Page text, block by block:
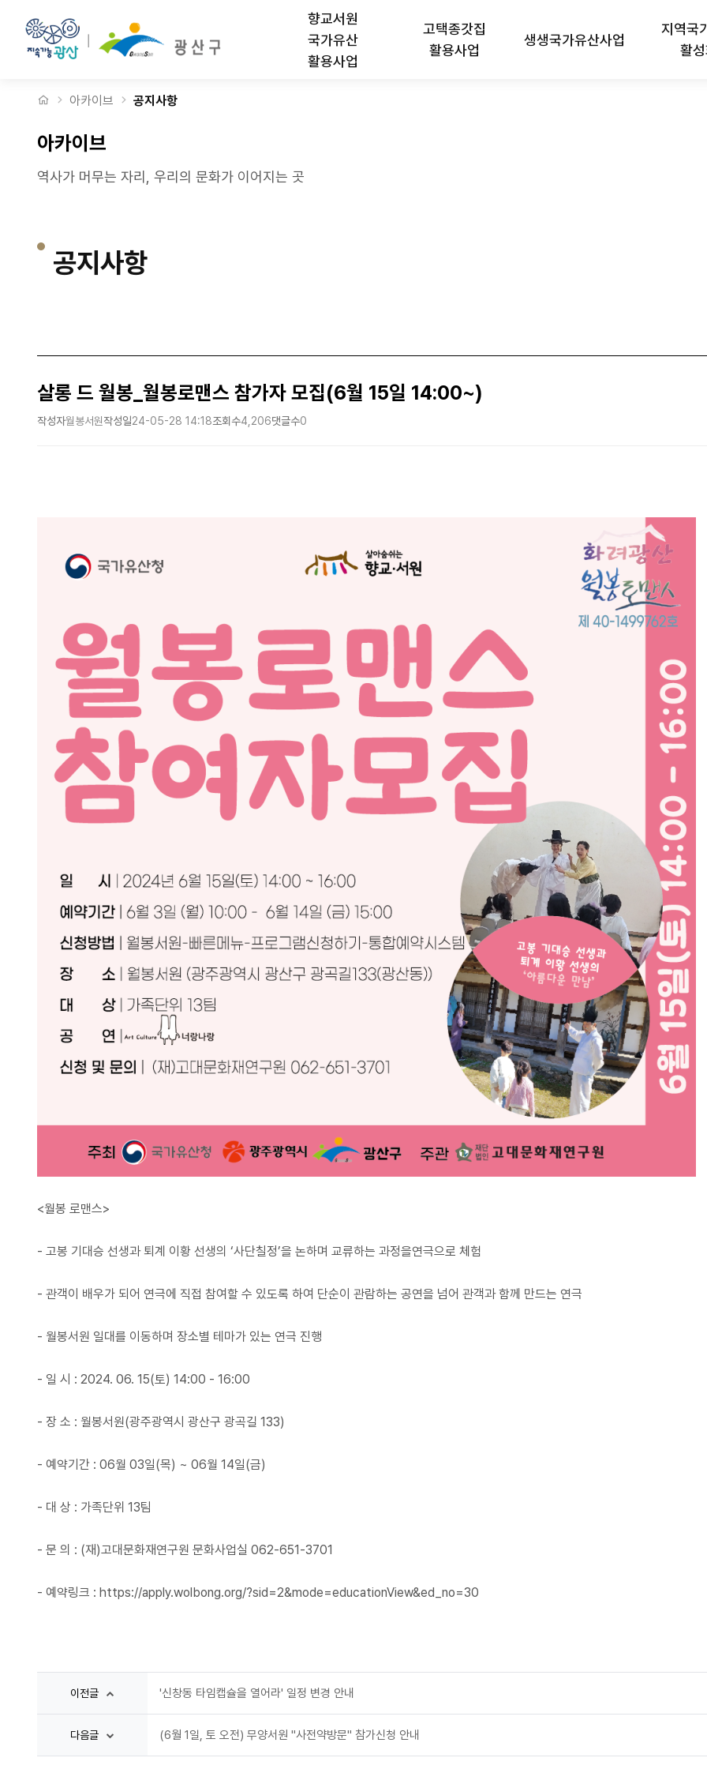
살롱 드 월봉_월봉로맨스 참가자 모집(6월 15일 14:00~) > 공지사항
상단메뉴
향교서원
국가유산
활용사업
고택종갓집
활용사업
생생국가유산사업
지역국
활
처음으로
아카이브 공지사항
아카이브
역사가 머무는 자리, 우리의 문화가 이어지는 곳
공지사항
살롱 드 월봉_월봉로맨스 참가자 모집(6월 15일 14:00~)
작성자월봉서원작성일24-05-28 14:18조회수4,206댓글수0
<월봉 로맨스>
- 고봉 기대승 선생과 퇴계 이황 선생의 ‘사단칠정’을 논하며 교류하는 과정을연극으로 체험
- 관객이 배우가 되어 연극에 직접 참여할 수 있도록 하여 단순이 관람하는 공연을 넘어 관객과 함께 만드는 연극
- 월봉서원 일대를 이동하며 장소별 테마가 있는 연극 진행
- 일 시 : 2024. 06. 15(토) 14:00 - 16:00
- 장 소 : 월봉서원(광주광역시 광산구 광곡길 133)
- 예약기간 : 06월 03일(목) ~ 06월 14일(금)
- 대 상 : 가족단위 13팀
- 문 의 : (재)고대문화재연구원 문화사업실 062-651-3701
- 예약링크 : https://apply.wolbong.org/?sid=2&mode=educationView&ed_no=30
이전글 '신창동 타임캡슐을 열어라' 일정 변경 안내
다음글 (6월 1일, 토 오전) 무양서원 "사전약방문" 참가신청 안내